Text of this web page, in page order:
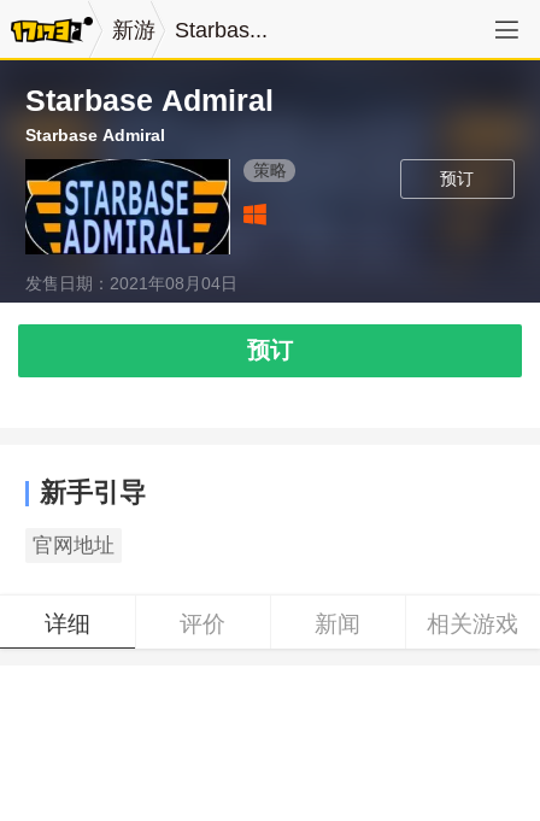
新游 Starbas...
Starbase Admiral
Starbase Admiral
预订
策略
发售日期：2021年08月04日
预订
新手引导
官网地址
详细 评价 新闻 相关游戏